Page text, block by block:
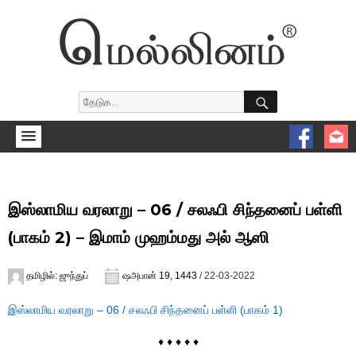
Search
for:
SEARCH
இஸ்லாமிய வரலாறு – 06 / சலஃபி சிந்தனைப் பள்ளி
(பாகம் 2) – இமாம் முஹம்மது அல் ஆஸி
Author
தமிழில்: ஜுந்துப்
Posted
ஷஅபான் 19, 1443 / 22-03-2022
இஸ்லாமிய வரலாறு – 06 / சலஃபி சிந்தனைப் பள்ளி (பாகம் 1)
♦ ♦ ♦ ♦ ♦